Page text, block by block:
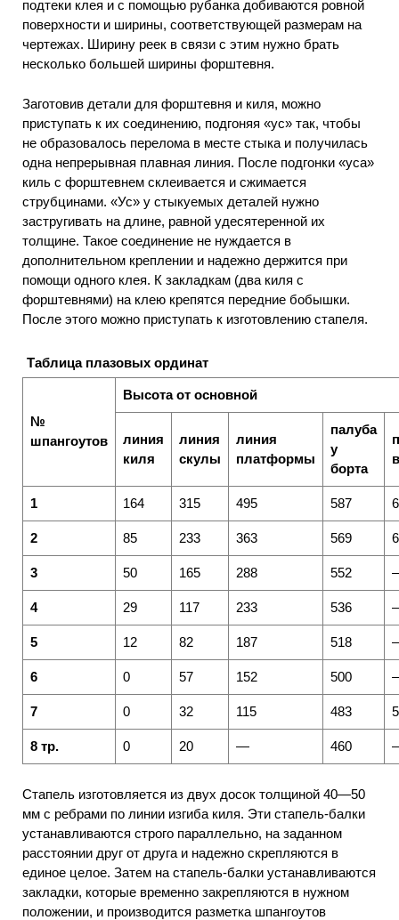
подтеки клея и с помощью рубанка добиваются ровной
поверхности и ширины, соответствующей размерам на
чертежах. Ширину реек в связи с этим нужно брать
несколько большей ширины форштевня.
Заготовив детали для форштевня и киля, можно
приступать к их соединению, подгоняя «ус» так, чтобы
не образовалось перелома в месте стыка и получилась
одна непрерывная плавная линия. После подгонки «уса»
киль с форштевнем склеивается и сжимается
струбцинами. «Ус» у стыкуемых деталей нужно
застругивать на длине, равной удесятеренной их
толщине. Такое соединение не нуждается в
дополнительном креплении и надежно держится при
помощи одного клея. К закладкам (два киля с
форштевнями) на клею крепятся передние бобышки.
После этого можно приступать к изготовлению стапеля.
Таблица плазовых ординат
№
шпангоутов
Высота от основной
линия
киля
линия
скулы
линия
платформы
палуба
у
борта
1 164 315 495 587
2 85 233 363 569
3 50 165 288 552
4 29 117 233 536
5 12 82 187 518
6 0 57 152 500
7 0 32 115 483
8 тр. 0 20 — 460
Стапель изготовляется из двух досок толщиной 40—50
мм с ребрами по линии изгиба киля. Эти стапель-балки
устанавливаются строго параллельно, на заданном
расстоянии друг от друга и надежно скрепляются в
единое целое. Затем на стапель-балки устанавливаются
закладки, которые временно закрепляются в нужном
положении, и производится разметка шпангоутов